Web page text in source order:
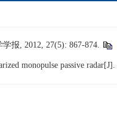
报, 2012, 27(5): 867-874.
monopulse passive radar[J].